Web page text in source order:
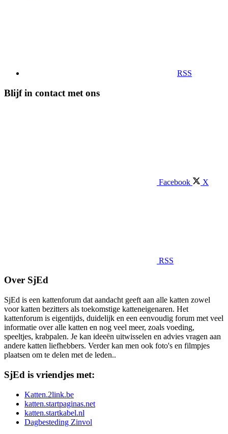
RSS
Blijf in contact met ons
Facebook X
RSS
Over SjEd
SjEd is een kattenforum dat aandacht geeft aan alle katten zowel
voor katten bezitters als toekomstige katteneigenaren. Het
kattenforum is eigentijds, duidelijk en een eenvoudig forum met veel
informatie over alle katten en nog veel meer, zoals voeding,
speeltjes, krabpalen. Je kan ideeën uitwisselen en advies vragen aan
andere katten liefhebbers. Verder kan men ook foto's en filmpjes
plaatsen om te delen met de leden..
SjEd is vriendjes met:
Katten.2link.be
katten.startpaginas.net
katten.startkabel.nl
Dagbesteding Zinvol